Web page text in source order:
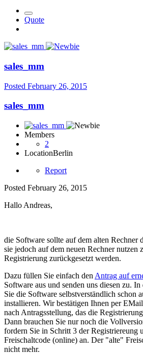
Quote
sales_mm
Posted February 26, 2015
sales_mm
Members
2
LocationBerlin
Report
Posted February 26, 2015
Hallo Andreas,
die Software sollte auf dem alten Rechner
sie jedoch auf dem neuen Rechner nutzen
Registrierung zurückgesetzt werden.
Dazu füllen Sie einfach den Antrag auf
Software aus und senden uns diesen zu.
Sie die Software selbstverständlich schon
installieren. Wir bestätigen Ihnen per
nach Antragsstellung, das die
Dann brauchen Sie nur noch die
fordern Sie in Schritt 3 der Registriereung
Freischaltcode (online) an. Der "alte"
nicht mehr.